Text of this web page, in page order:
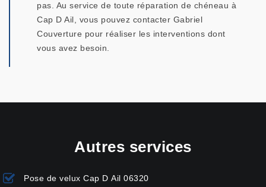
pas. Au service de toute réparation de chéneau à
Cap D Ail, vous pouvez contacter Gabriel
Couverture pour réaliser les interventions dont
vous avez besoin.
Autres services
Pose de velux Cap D Ail 06320